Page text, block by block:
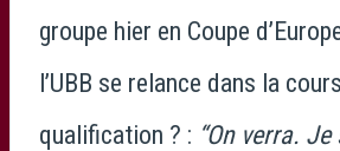
groupe hier en Coupe
l’UBB se relance dans la
qualification ? : “On verra.